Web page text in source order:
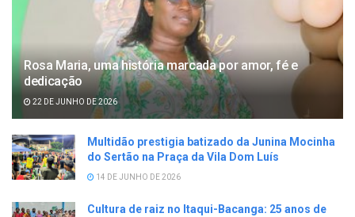
Rosa Maria, uma história marcada por amor, fé e
dedicação
22 DE JUNHO DE 2026
Multidão prestigia batizado da Junina Mocinha
do Sertão na Praça da Vila Dom Luís
14 DE JUNHO DE 2026
Cultura de raiz no Itaqui-Bacanga: 25 anos de